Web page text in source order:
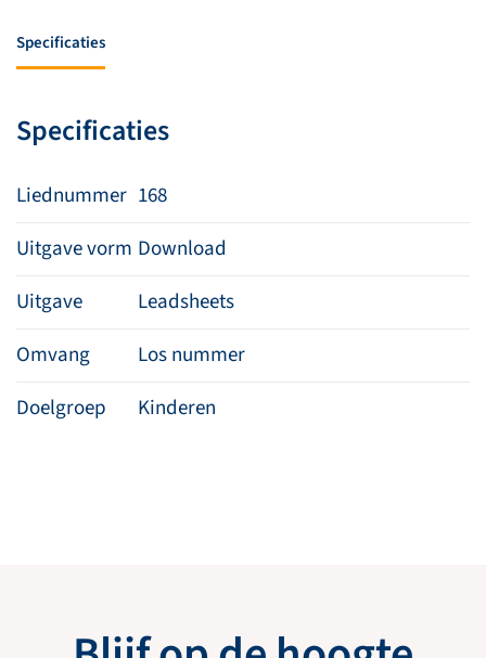
je
Specificaties
Specificaties
Liednummer 168
Uitgave vorm Download
Uitgave
Leadsheets
Omvang
Los nummer
Doelgroep
Kinderen